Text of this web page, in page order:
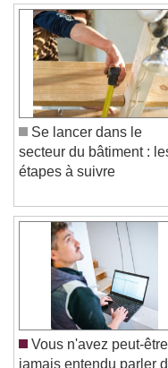
Se lancer dans le
secteur du bâtiment : les
Vous n'avez peut-être